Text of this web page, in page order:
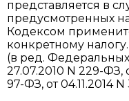
представляется в
предусмотренных
Кодексом
конкретному налогу.
(в ред. Федеральных
27.07.2010 N 229-ФЗ,
97-ФЗ, от 04.11.2014